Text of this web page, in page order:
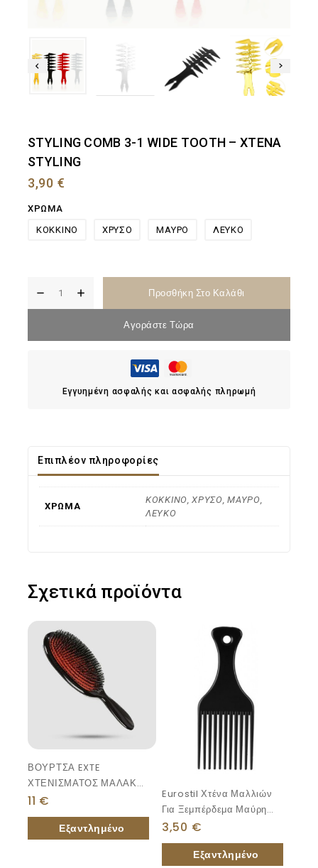
STYLING COMB 3-1 WIDE TOOTH – ΧΤΕΝΑ
STYLING
3,90 €
ΧΡΩΜΑ
ΚΟΚΚΙΝΟ
ΧΡΥΣΟ ΜΑΥΡΟ ΛΕΥΚΟ
Προσθήκη Στο Καλάθι
Αγοράστε Τώρα
Εγγυημένη ασφαλής και ασφαλής πληρωμή
Επιπλέον πληροφορίες
ΧΡΩΜΑ
ΚΟΚΚΙΝΟ, ΧΡΥΣΟ, ΜΑΥΡΟ,
ΛΕΥΚΟ
Σχετικά προϊόντα
ΒΟΥΡΤΣΑ EXTE
ΧΤΕΝΙΣΜΑΤΟΣ ΜΑΛΑΚΗ
ΤΡΙΧΑ
11 €
Eurostil Χτένα Μαλλιών
Για Ξεμπέρδεμα Μαύρη
16cm
3,50 €